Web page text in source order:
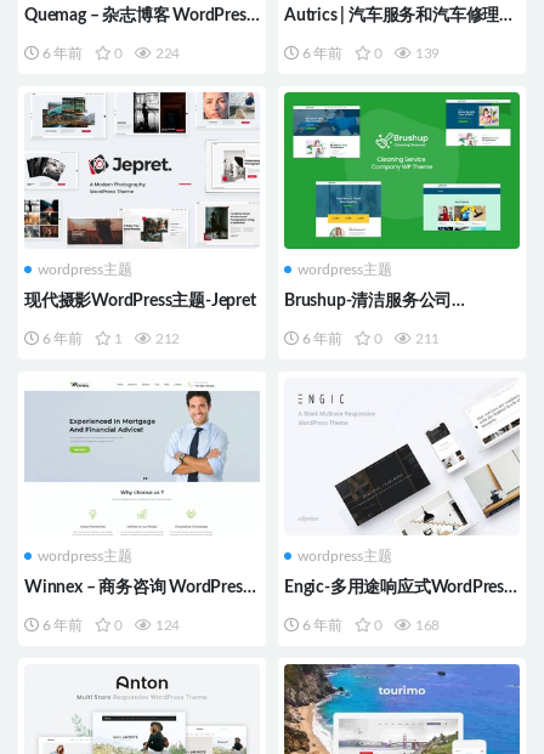
Quemag – 杂志博客 WordPress
6 年前 0 224
Autrics | 汽车服务和汽车修理工
6 年前 0 139
wordpress主题
现代摄影WordPress主题-Jepret
6 年前 1 212
wordpress主题
Brushup-清洁服务公司
6 年前 0 211
wordpress主题
Winnex – 商务咨询 WordPress
6 年前 0 124
wordpress主题
Engic-多用途响应式WordPress
6 年前 0 168